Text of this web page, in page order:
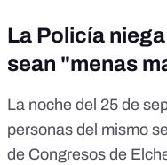
La Policía
sean "menas
La noche del 25 de
personas del mismo
de Congresos de